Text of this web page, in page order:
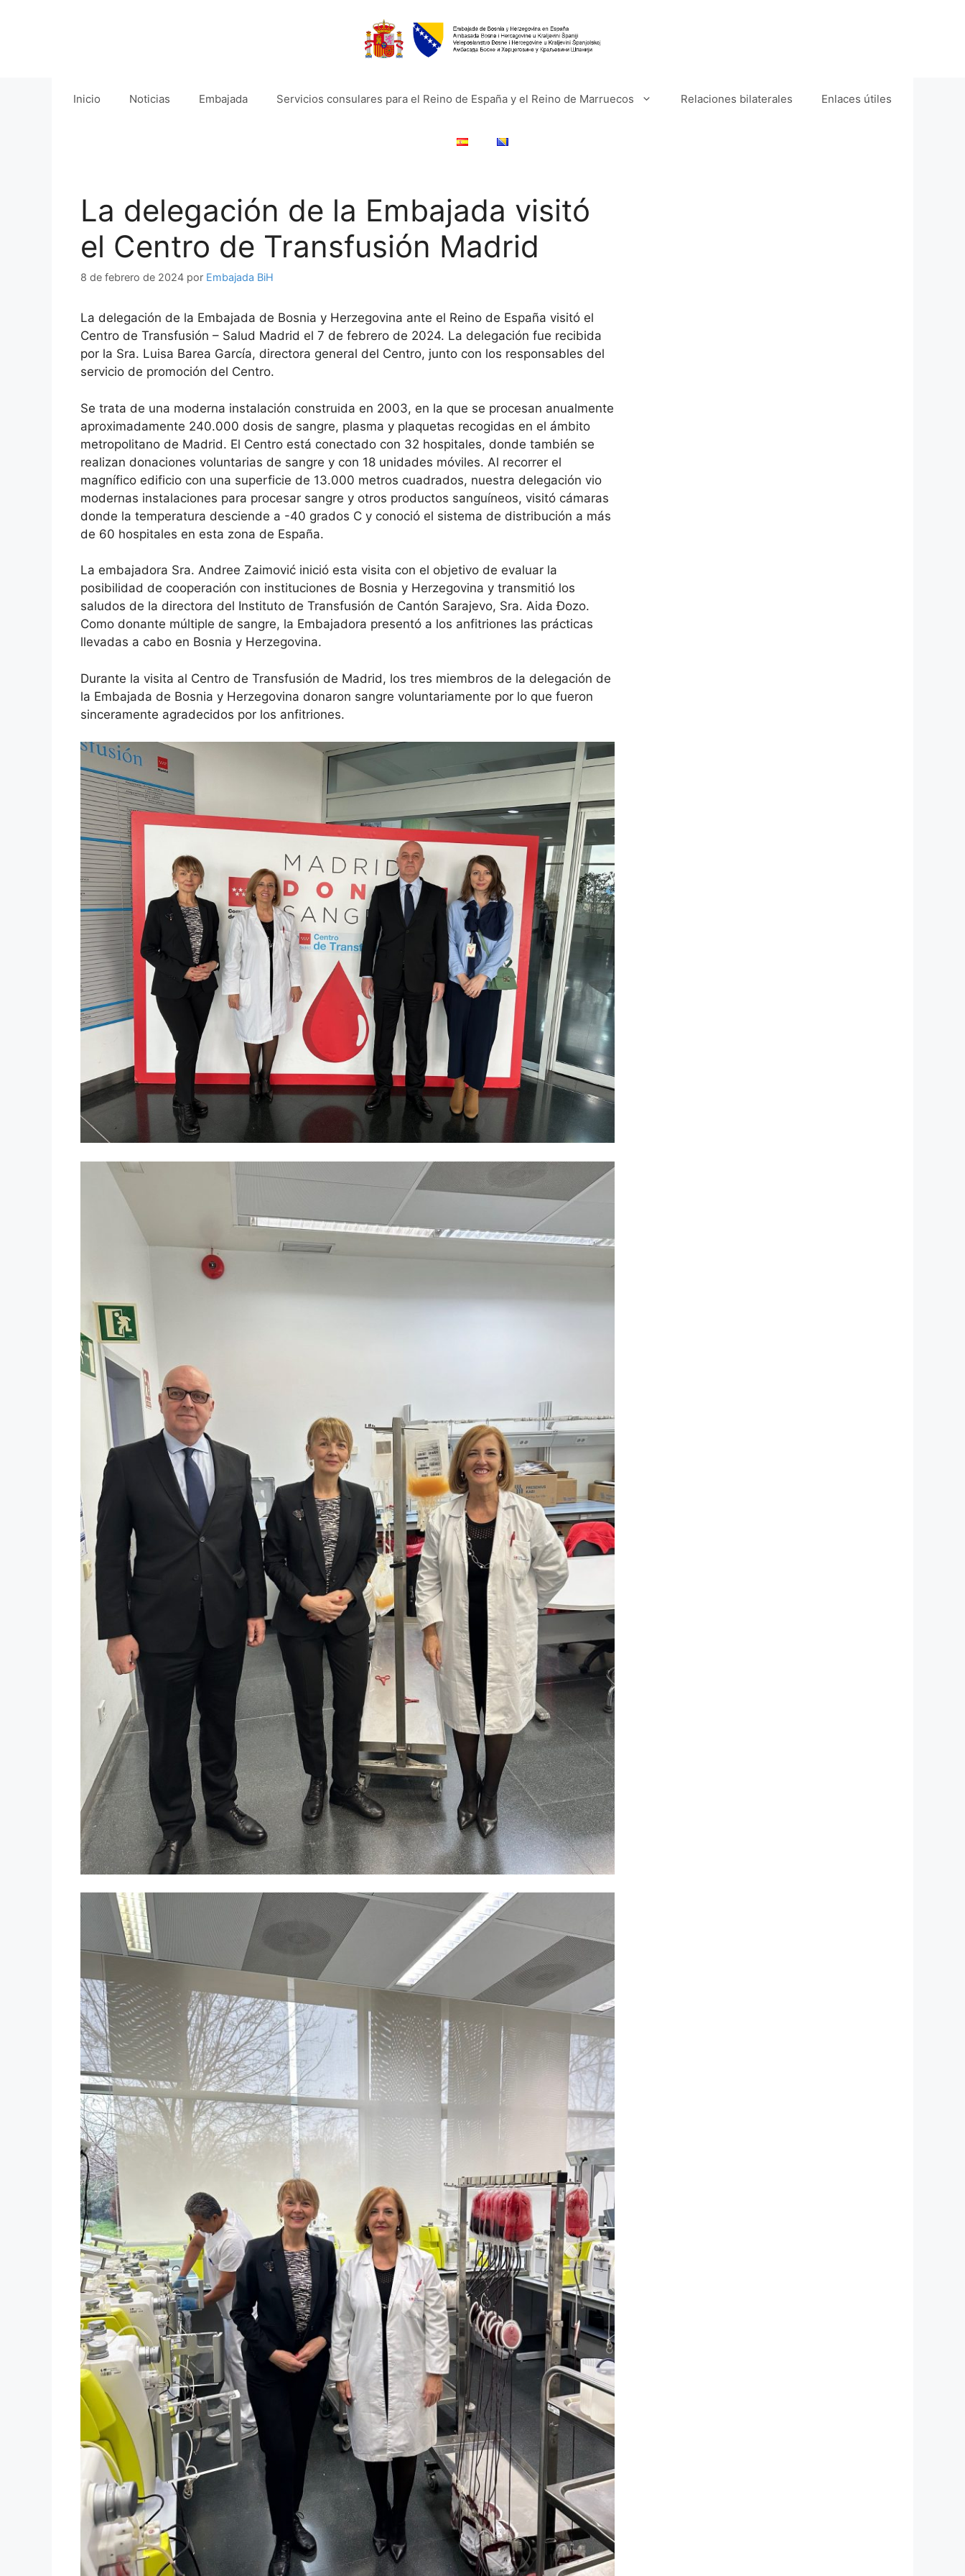
Inicio Noticias Embajada Servicios consulares para el Reino de España y el Reino de Marruecos Relaciones bilaterales Enlaces útiles
La delegación de la Embajada visitó
el Centro de Transfusión Madrid
8 de febrero de 2024 por Embajada BiH
La delegación de la Embajada de Bosnia y Herzegovina ante el Reino de España visitó el
Centro de Transfusión – Salud Madrid el 7 de febrero de 2024. La delegación fue recibida
por la Sra. Luisa Barea García, directora general del Centro, junto con los responsables del
servicio de promoción del Centro.
Se trata de una moderna instalación construida en 2003, en la que se procesan anualmente
aproximadamente 240.000 dosis de sangre, plasma y plaquetas recogidas en el ámbito
metropolitano de Madrid. El Centro está conectado con 32 hospitales, donde también se
realizan donaciones voluntarias de sangre y con 18 unidades móviles. Al recorrer el
magnífico edificio con una superficie de 13.000 metros cuadrados, nuestra delegación vio
modernas instalaciones para procesar sangre y otros productos sanguíneos, visitó cámaras
donde la temperatura desciende a -40 grados C y conoció el sistema de distribución a más
de 60 hospitales en esta zona de España.
La embajadora Sra. Andree Zaimović inició esta visita con el objetivo de evaluar la
posibilidad de cooperación con instituciones de Bosnia y Herzegovina y transmitió los
saludos de la directora del Instituto de Transfusión de Cantón Sarajevo, Sra. Aida Đozo.
Como donante múltiple de sangre, la Embajadora presentó a los anfitriones las prácticas
llevadas a cabo en Bosnia y Herzegovina.
Durante la visita al Centro de Transfusión de Madrid, los tres miembros de la delegación de
la Embajada de Bosnia y Herzegovina donaron sangre voluntariamente por lo que fueron
sinceramente agradecidos por los anfitriones.